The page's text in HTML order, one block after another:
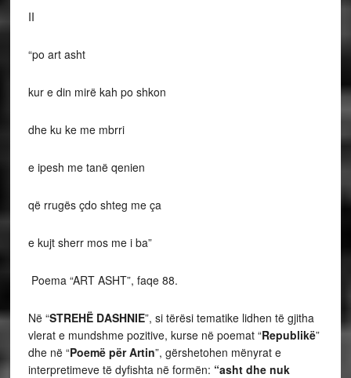
II
“po art asht
kur e din mirë kah po shkon
dhe ku ke me mbrri
e ipesh me tanë qenien
që rrugës çdo shteg me ça
e kujt sherr mos me i ba”
Poema “ART ASHT”, faqe 88.
Në “STREHË DASHNIE”, si tërësi tematike lidhen të gjitha
vlerat e mundshme pozitive, kurse në poemat “Republikë”
dhe në “Poemë për Artin”, gërshetohen mënyrat e
interpretimeve të dyfishta në formën: “asht dhe nuk